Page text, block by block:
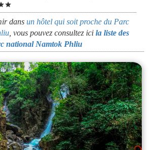
star
dansun hôtel qui soit proche du Parc
, vous pouvez consultez icila liste des
national Namtok Phliu